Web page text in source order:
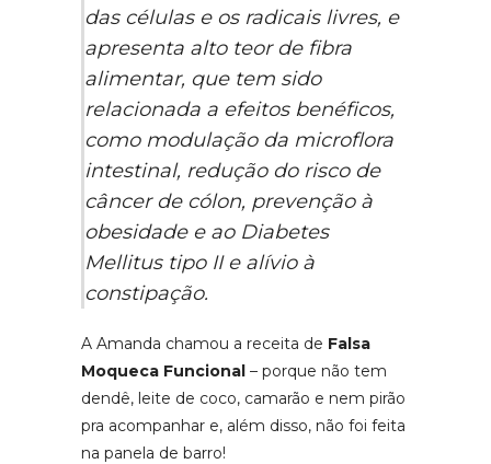
das células e os radicais livres, e
apresenta alto teor de fibra
alimentar, que tem sido
relacionada a efeitos benéficos,
como modulação da microflora
intestinal, redução do risco de
câncer de cólon, prevenção à
obesidade e ao Diabetes
Mellitus tipo II e alívio à
constipação.
A Amanda chamou a receita de Falsa
Moqueca Funcional – porque não tem
dendê, leite de coco, camarão e nem pirão
pra acompanhar e, além disso, não foi feita
na panela de barro!